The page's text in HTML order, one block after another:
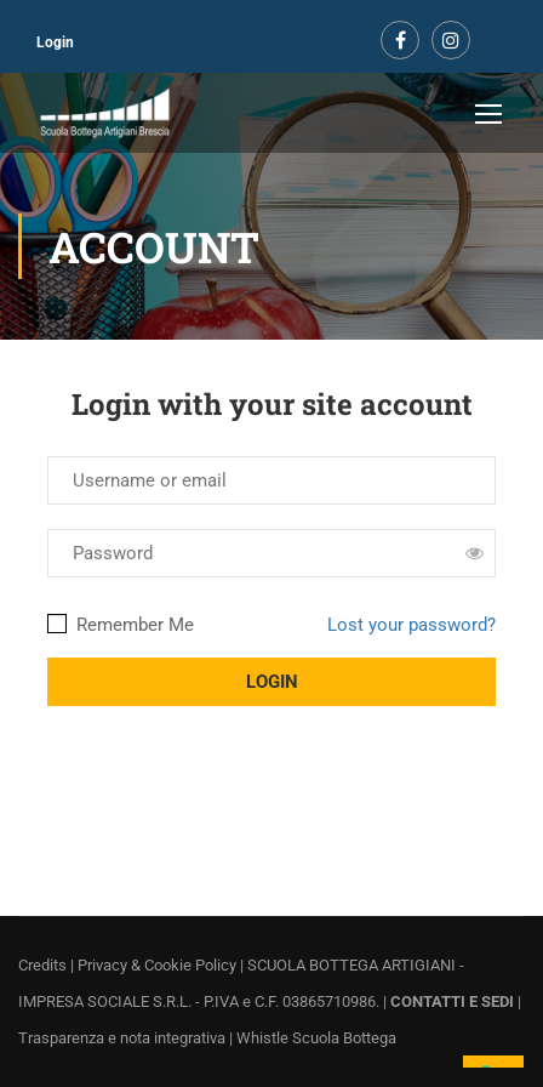
Login
ACCOUNT
Login with your site account
Lost your password?
Remember Me
Credits | Privacy & Cookie Policy | SCUOLA BOTTEGA ARTIGIANI -
IMPRESA SOCIALE S.R.L. - P.IVA e C.F. 03865710986. | CONTATTI E SEDI |
Trasparenza e nota integrativa | Whistle Scuola Bottega